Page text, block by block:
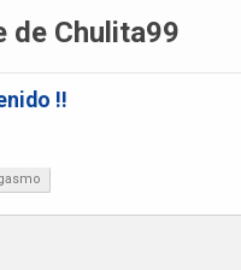
de Chulita99
!!